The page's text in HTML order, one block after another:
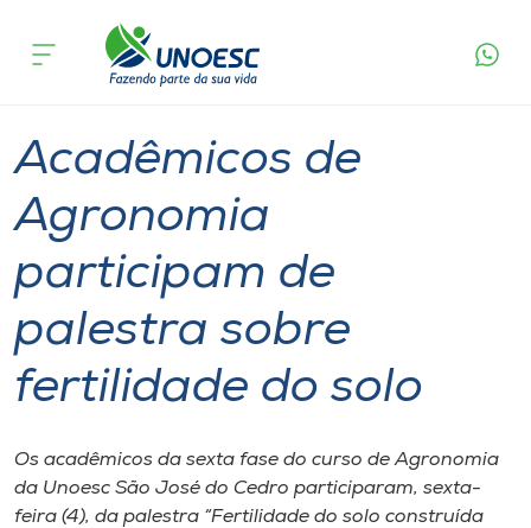
Cursos
Pesquisa
Atendimento ao Estudante
Portal de Ensino
Internacionalização
acontece
Acadêmicos de
Agronomia
participam de
palestra sobre
fertilidade do solo
Os acadêmicos da sexta fase do curso de Agronomia
da Unoesc São José do Cedro participaram, sexta-
feira (4), da palestra “Fertilidade do solo construída